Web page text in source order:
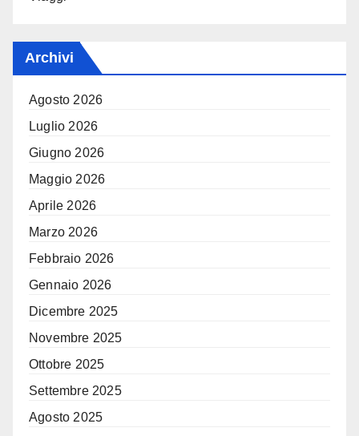
Archivi
Agosto 2026
Luglio 2026
Giugno 2026
Maggio 2026
Aprile 2026
Marzo 2026
Febbraio 2026
Gennaio 2026
Dicembre 2025
Novembre 2025
Ottobre 2025
Settembre 2025
Agosto 2025